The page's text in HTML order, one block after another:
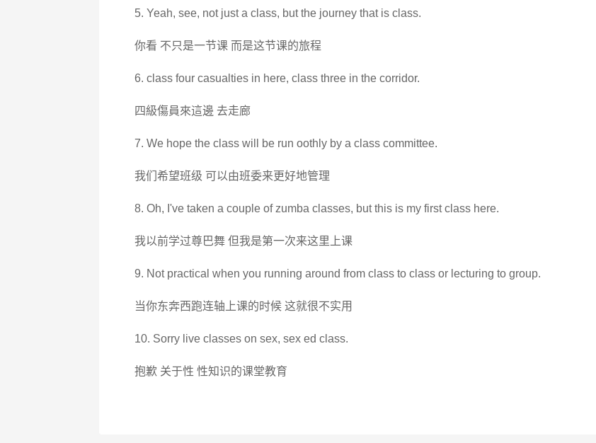
5. Yeah, see, not just a class, but the journey that is class.
你看 不只是一节课 而是这节课的旅程
6. class four casualties in here, class three in the corridor.
四級傷員來這邊 去走廊
7. We hope the class will be run oothly by a class committee.
我们希望班级 可以由班委来更好地管理
8. Oh, I've taken a couple of zumba classes, but this is my first class here.
我以前学过尊巴舞 但我是第一次来这里上课
9. Not practical when you running around from class to class or lecturing to group.
当你东奔西跑连轴上课的时候 这就很不实用
10. Sorry live classes on sex, sex ed class.
抱歉 关于性 性知识的课堂教育